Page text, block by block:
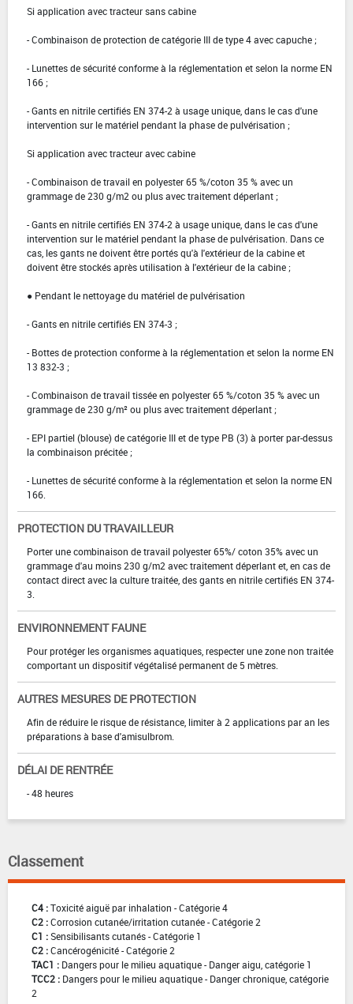
Si application avec tracteur sans cabine
- Combinaison de protection de catégorie III de type 4 avec capuche ;
- Lunettes de sécurité conforme à la réglementation et selon la norme EN
166 ;
- Gants en nitrile certifiés EN 374-2 à usage unique, dans le cas d'une
intervention sur le matériel pendant la phase de pulvérisation ;
Si application avec tracteur avec cabine
- Combinaison de travail en polyester 65 %/coton 35 % avec un
grammage de 230 g/m2 ou plus avec traitement déperlant ;
- Gants en nitrile certifiés EN 374-2 à usage unique, dans le cas d'une
intervention sur le matériel pendant la phase de pulvérisation. Dans ce
cas, les gants ne doivent être portés qu'à l'extérieur de la cabine et
doivent être stockés après utilisation à l'extérieur de la cabine ;
● Pendant le nettoyage du matériel de pulvérisation
- Gants en nitrile certifiés EN 374-3 ;
- Bottes de protection conforme à la réglementation et selon la norme EN
13 832-3 ;
- Combinaison de travail tissée en polyester 65 %/coton 35 % avec un
grammage de 230 g/m² ou plus avec traitement déperlant ;
- EPI partiel (blouse) de catégorie III et de type PB (3) à porter par-dessus
la combinaison précitée ;
- Lunettes de sécurité conforme à la réglementation et selon la norme EN
166.
PROTECTION DU TRAVAILLEUR
Porter une combinaison de travail polyester 65%/ coton 35% avec un
grammage d'au moins 230 g/m2 avec traitement déperlant et, en cas de
contact direct avec la culture traitée, des gants en nitrile certifiés EN 374-
3.
ENVIRONNEMENT FAUNE
Pour protéger les organismes aquatiques, respecter une zone non traitée
comportant un dispositif végétalisé permanent de 5 mètres.
AUTRES MESURES DE PROTECTION
Afin de réduire le risque de résistance, limiter à 2 applications par an les
préparations à base d'amisulbrom.
DÉLAI DE RENTRÉE
- 48 heures
Classement
C4 :Toxicité aiguë par inhalation - Catégorie 4
C2 :Corrosion cutanée/irritation cutanée - Catégorie 2
C1 :Sensibilisants cutanés - Catégorie 1
C2 :Cancérogénicité - Catégorie 2
TAC1 : Dangers pour le milieu aquatique - Danger aigu, catégorie 1
TCC2 : Dangers pour le milieu aquatique - Danger chronique, catégorie
2